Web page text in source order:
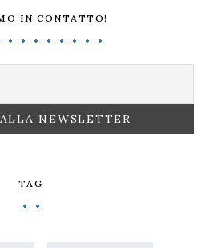
IN CONTATTO!
TAG